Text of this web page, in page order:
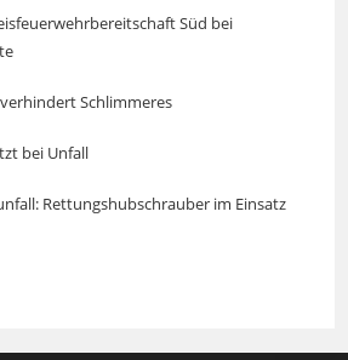
Süd bei
Schlimmeres
bei Unfall
Rettungshubschrauber im Einsatz